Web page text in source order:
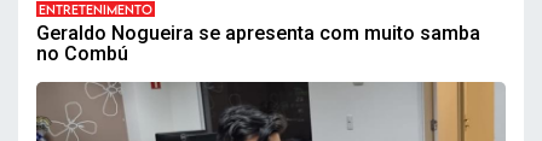
ENTRETENIMENTO
Geraldo Nogueira se apresenta com muito samba
no Combú